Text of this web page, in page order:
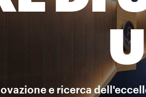
e ricerca